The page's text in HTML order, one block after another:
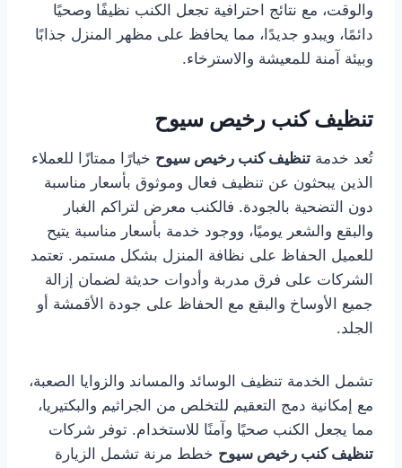
والوقت، مع نتائج احترافية تجعل الكنب نظيفًا وصحيًا
دائمًا، ويبدو جديدًا، مما يحافظ على مظهر المنزل جذابًا
وبيئة آمنة للمعيشة والاسترخاء.
تنظيف كنب رخيص سيوح
تُعد خدمة تنظيف كنب رخيص سيوح خيارًا ممتازًا للعملاء
الذين يبحثون عن تنظيف فعال وموثوق بأسعار مناسبة
دون التضحية بالجودة. فالكنب معرض لتراكم الغبار
والبقع والشعر يوميًا، ووجود خدمة بأسعار مناسبة يتيح
للعميل الحفاظ على نظافة المنزل بشكل مستمر. تعتمد
الشركات على فرق مدربة وأدوات حديثة لضمان إزالة
جميع الأوساخ والبقع مع الحفاظ على جودة الأقمشة أو
الجلد.
تشمل الخدمة تنظيف الوسائد والمساند والزوايا الصعبة،
مع إمكانية دمج التعقيم للتخلص من الجراثيم والبكتيريا،
مما يجعل الكنب صحيًا وآمنًا للاستخدام. توفر شركات
تنظيف كنب رخيص سيوح خطط مرنة تشمل الزيارة